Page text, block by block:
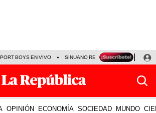
BOYS EN VIVO SINUANO RESULTADOS HOY
OPINIÓN ECONOMÍA SOCIEDAD MUNDO